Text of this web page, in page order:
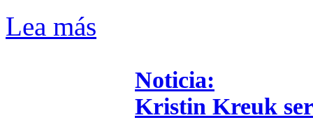
Lea más
Noticia:
Kristin Kreuk